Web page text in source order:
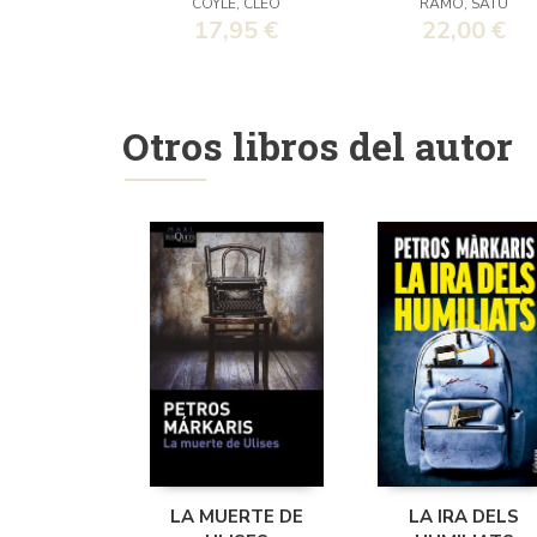
MYSTERY)
17,95 € 22,00 €
Otros libros del autor
LA MUERTE DE
LA IRA DELS